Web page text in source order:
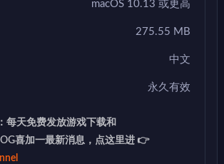
macOS 10.13 或更高
275.55 MB
中文
永久有效
每天免费发放游戏下载和
喜加一最新消息，点这里进 👉